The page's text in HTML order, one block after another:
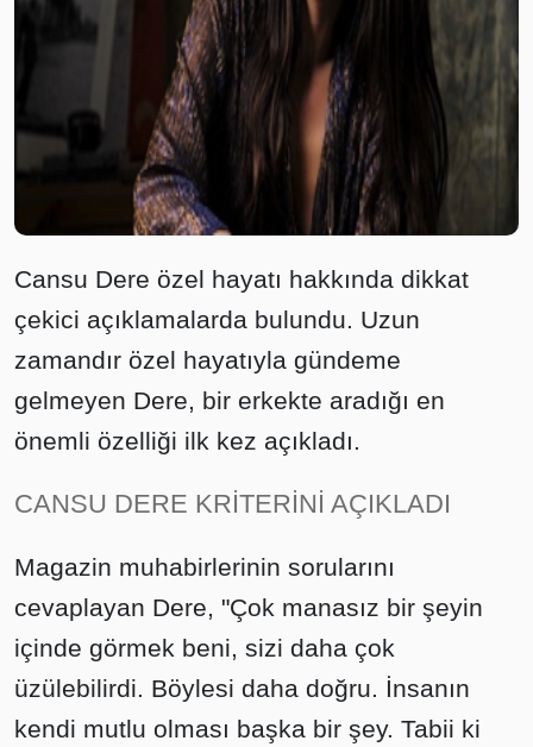
Cansu Dere özel hayatı hakkında dikkat
çekici açıklamalarda bulundu. Uzun
zamandır özel hayatıyla gündeme
gelmeyen Dere, bir erkekte aradığı en
önemli özelliği ilk kez açıkladı.
CANSU DERE KRİTERİNİ AÇIKLADI
Magazin muhabirlerinin sorularını
cevaplayan Dere, "Çok manasız bir şeyin
içinde görmek beni, sizi daha çok
üzülebilirdi. Böylesi daha doğru. İnsanın
kendi mutlu olması başka bir şey. Tabii ki